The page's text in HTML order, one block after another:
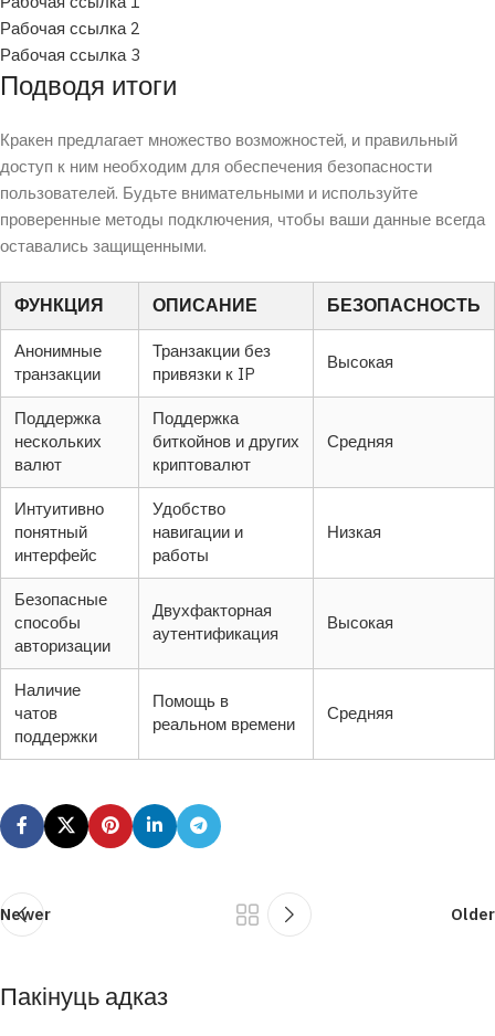
Рабочая ссылка 2
Рабочая ссылка 3
Подводя итоги
Кракен предлагает множество возможностей, и правильный
доступ к ним необходим для обеспечения безопасности
пользователей. Будьте внимательными и используйте
проверенные методы подключения, чтобы ваши данные всегда
оставались защищенными.
ФУНКЦИЯ ОПИСАНИЕ БЕЗОПАСНОСТЬ
Анонимные
транзакции
Транзакции без
привязки к IP
Высокая
Поддержка
нескольких
валют
Поддержка
биткойнов и других
криптовалют
Средняя
Интуитивно
понятный
интерфейс
Удобство
навигации и
работы
Низкая
Безопасные
способы
авторизации
Двухфакторная
аутентификация
Высокая
Наличие
чатов
поддержки
Помощь в
реальном времени
Средняя
Newer Older
Пакінуць адказ